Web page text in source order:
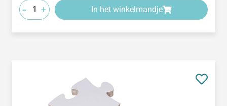
- + In het winkelmandje